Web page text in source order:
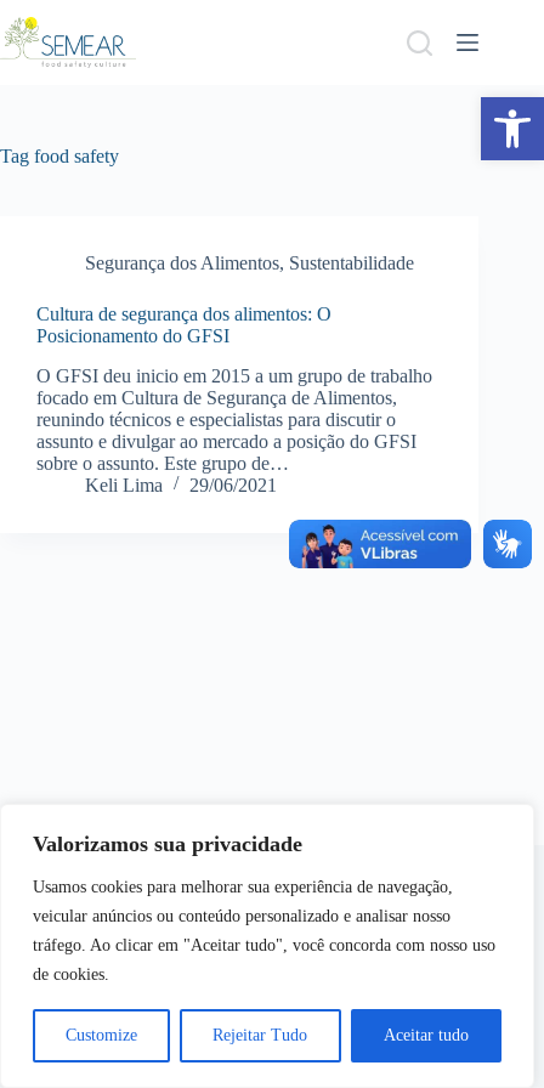
Abrir a barra de ferramentas
Valorizamos sua privacidade
Usamos cookies para melhorar sua experiência de navegação,
veicular anúncios ou conteúdo personalizado e analisar nosso
tráfego. Ao clicar em "Aceitar tudo", você concorda com nosso uso
de cookies.
Customize Rejeitar Tudo Aceitar tudo
Tag food safety
Segurança dos Alimentos, Sustentabilidade
Cultura de segurança dos alimentos: O
Posicionamento do GFSI
O GFSI deu inicio em 2015 a um grupo de trabalho
focado em Cultura de Segurança de Alimentos,
reunindo técnicos e especialistas para discutir o
assunto e divulgar ao mercado a posição do GFSI
sobre o assunto. Este grupo de…
Keli Lima
29/06/2021
Copyright © 2026 - Semear | Todos os Direitos